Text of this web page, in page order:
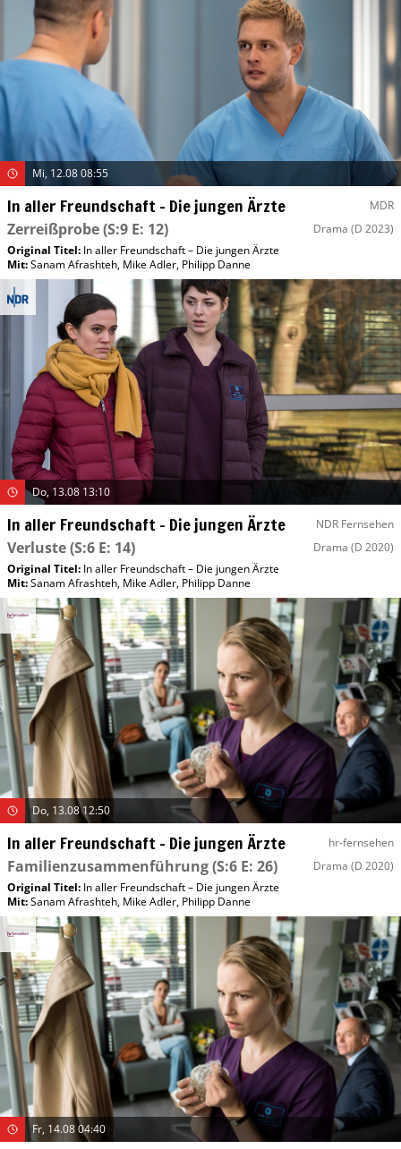
Mi, 12.08 08:55
In aller Freundschaft – Die jungen Ärzte MDR
Zerreißprobe(S:9 E: 12) Drama (D 2023)
Original Titel: In aller Freundschaft – Die jungen Ärzte
Mit:Sanam Afrashteh, Mike Adler, Philipp Danne
Do, 13.08 13:10
In aller Freundschaft – Die jungen Ärzte NDR Fernsehen
Verluste(S:6 E: 14) Drama (D 2020)
Original Titel: In aller Freundschaft – Die jungen Ärzte
Mit:Sanam Afrashteh, Mike Adler, Philipp Danne
Do, 13.08 12:50
In aller Freundschaft – Die jungen Ärzte hr-fernsehen
Familienzusammenführung(S:6 E: 26) Drama (D 2020)
Original Titel: In aller Freundschaft – Die jungen Ärzte
Mit:Sanam Afrashteh, Mike Adler, Philipp Danne
Fr, 14.08 04:40